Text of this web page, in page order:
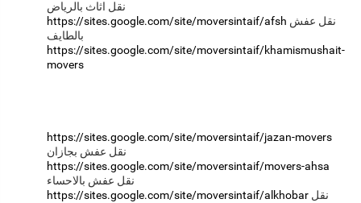
https://sites.google.com/site/moversintaif/afsh
https://sites.google.com/site/moversintaif/khamismushait-
movers
https://sites.google.com/site/moversintaif/jazan-movers
https://sites.google.com/site/moversintaif/movers-ahsa
https://sites.google.com/site/moversintaif/alkhobar